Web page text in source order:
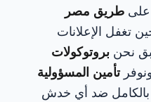
على طريق مصر
تغفل الإعلانات
نحن بروتوكولات
تأمين المسؤولية
ضد أي خدش